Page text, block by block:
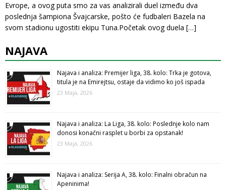
Evrope, a ovog puta smo za vas analizirali duel između dva
poslednja šampiona Švajcarske, pošto će fudbaleri Bazela na
svom stadionu ugostiti ekipu Tuna.Početak ovog duela […]
NAJAVA
Najava i analiza: Premijer liga, 38. kolo: Trka je gotova,
titula je na Emirejtsu, ostaje da vidimo ko još ispada
23 Maja, 2026
Najava i analiza: La Liga, 38. kolo: Poslednje kolo nam
donosi konačni rasplet u borbi za opstanak!
23 Maja, 2026
Najava i analiza: Serija A, 38. kolo: Finalni obračun na
Apeninima!